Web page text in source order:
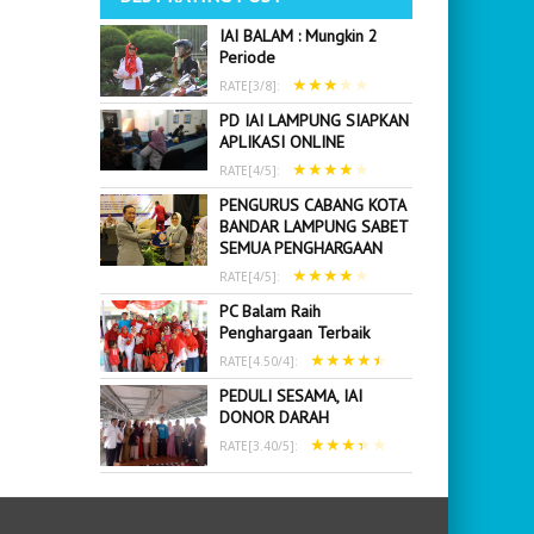
IAI BALAM : Mungkin 2
Periode
RATE[3/8]: ★★★★ ★
PD IAI LAMPUNG SIAPKAN
APLIKASI ONLINE
RATE[4/5]: ★★★★★
PENGURUS CABANG KOTA
BANDAR LAMPUNG SABET
SEMUA PENGHARGAAN
RATE[4/5]: ★★★★★
PC Balam Raih
Penghargaan Terbaik
RATE[4.50/4]: ★★★★★
PEDULI SESAMA, IAI
DONOR DARAH
RATE[3.40/5]: ★★★★ ★